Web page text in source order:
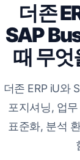
더존
SAP
때 무
더존 ERP iU와
포지셔닝, 업
표준화, 분석